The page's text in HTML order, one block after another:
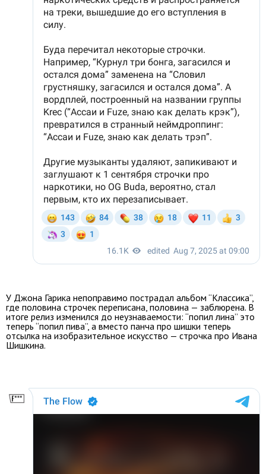
У Джона Гарика непоправимо пострадал альбом “Классика”,
где половина строчек переписана, половина — заблюрена. В
итоге релиз изменился до неузнаваемости: “попил лина” это
теперь “попил пива”, а вместо панча про шишки теперь
отсылка на изобразительное искусство — строчка про Ивана
Шишкина.